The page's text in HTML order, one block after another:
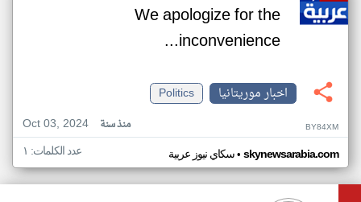
We apologize for the
inconvenience...
اخبار موريتانيا
Politics
Oct 03, 2024
منذ سنة BY84XM
سكاي نيوز عربية• skynewsarabia.com عدد الكلمات: ١